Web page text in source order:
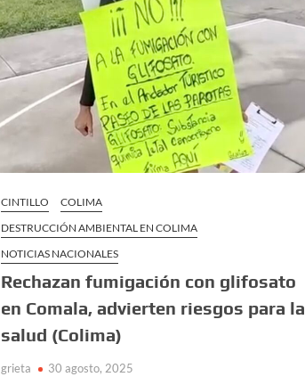
CINTILLO
COLIMA
DESTRUCCIÓN AMBIENTAL EN COLIMA
NOTICIAS NACIONALES
Rechazan fumigación con glifosato
en Comala, advierten riesgos para la
salud (Colima)
grieta 30 agosto, 2025